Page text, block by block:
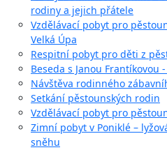
rodiny a jejich přátele
Vzdělávací pobyt pro
Velká Úpa
Respitní pobyt pro děti z
Beseda s Janou
Návštěva rodinného
Setkání pěstounských rodin
Vzdělávací pobyt pro
Zimní pobyt v Poniklé –
sněhu